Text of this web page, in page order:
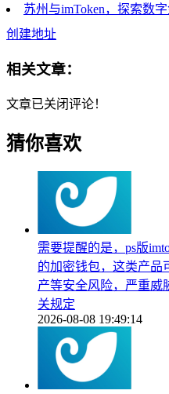
苏州与imToken，探索数
创建地址
相关文章：
文章已关闭评论！
猜你喜欢
需要提醒的是，ps版
的加密钱包，这类产品
产等安全风险，严重威
关规定
2026-08-08 19:49:14